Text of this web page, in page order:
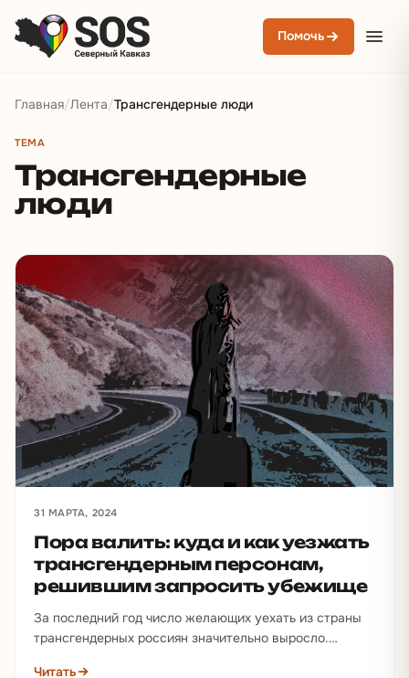
Помочь
Главная/Лента/Трансгендерные люди
ТЕМА
Трансгендерные
люди
31 МАРТА, 2024
Пора валить: куда и как уезжать
трансгендерным персонам,
решившим запросить убежище
За последний год число желающих уехать из страны
трансгендерных россиян значительно выросло.
Читать